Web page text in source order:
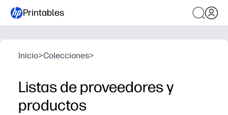
Printables
Inicio>Colecciones>
Listas de proveedores y
productos